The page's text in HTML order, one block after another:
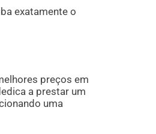
exatamente o
preços em
a prestar um
uma